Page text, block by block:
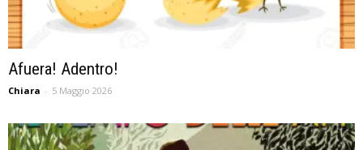
Afuera! Adentro!
Chiara - 5 Maggio 2026